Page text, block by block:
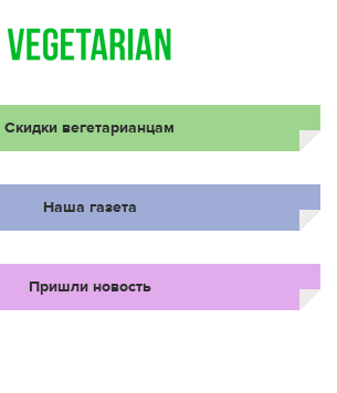
Скидки вегетарианцам
Наша газета
Пришли новость